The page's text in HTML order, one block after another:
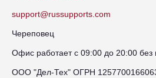
support@russupports.com
Череповец
Офис работает с 09:00 до 20:00 без
ООО "Дел-Тех" ОГРН